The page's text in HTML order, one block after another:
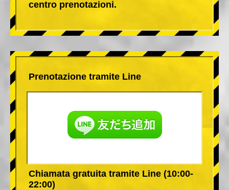
centro prenotazioni.
Prenotazione tramite Line
Chiamata gratuita tramite Line (10:00-
22:00)